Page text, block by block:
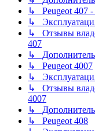
↳ Peugeot 407 -
↳
↳ Отзывы
407
↳
↳ Peugeot 4007
↳
↳ Отзывы
4007
↳
↳ Peugeot 408